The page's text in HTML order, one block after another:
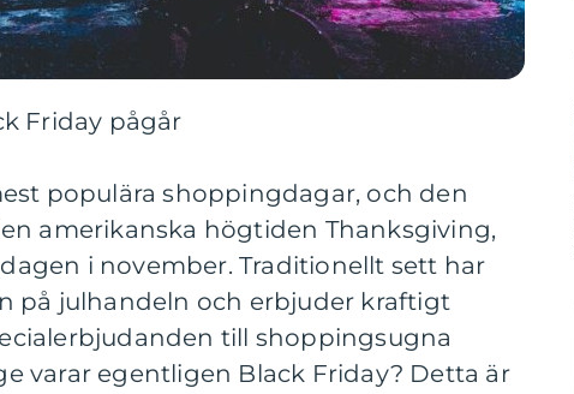
Friday pågår
populära shoppingdagar, och den
amerikanska högtiden Thanksgiving,
i november. Traditionellt sett har
på julhandeln och erbjuder kraftigt
till shoppingsugna
varar egentligen Black Friday? Detta är